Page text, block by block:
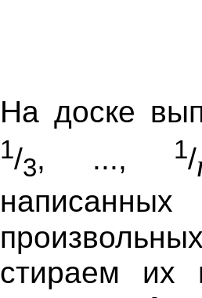
На доске
1/3, ..., 1/
стираем